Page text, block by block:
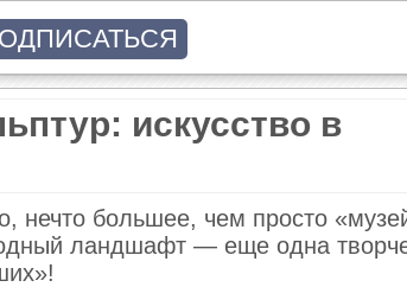
искусство в
нечто большее, чем просто
ландшафт — еще одна